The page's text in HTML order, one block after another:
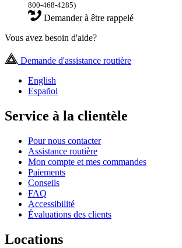
800-468-4285)
Demander à être rappelé
Vous avez besoin d'aide?
Demande d'assistance routière
English
Español
Service à la clientèle
Pour nous contacter
Assistance routière
Mon compte et mes commandes
Paiements
Conseils
FAQ
Accessibilité
Évaluations des clients
Locations